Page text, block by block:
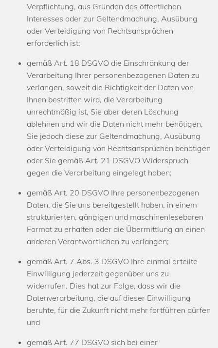
Verpflichtung, aus Gründen des öffentlichen
Interesses oder zur Geltendmachung, Ausübung
oder Verteidigung von Rechtsansprüchen
erforderlich ist;
gemäß Art. 18 DSGVO die Einschränkung der
Verarbeitung Ihrer personenbezogenen Daten zu
verlangen, soweit die Richtigkeit der Daten von
Ihnen bestritten wird, die Verarbeitung
unrechtmäßig ist, Sie aber deren Löschung
ablehnen und wir die Daten nicht mehr benötigen,
Sie jedoch diese zur Geltendmachung, Ausübung
oder Verteidigung von Rechtsansprüchen benötigen
oder Sie gemäß Art. 21 DSGVO Widerspruch
gegen die Verarbeitung eingelegt haben;
gemäß Art. 20 DSGVO Ihre personenbezogenen
Daten, die Sie uns bereitgestellt haben, in einem
strukturierten, gängigen und maschinenlesebaren
Format zu erhalten oder die Übermittlung an einen
anderen Verantwortlichen zu verlangen;
gemäß Art. 7 Abs. 3 DSGVO Ihre einmal erteilte
Einwilligung jederzeit gegenüber uns zu
widerrufen. Dies hat zur Folge, dass wir die
Datenverarbeitung, die auf dieser Einwilligung
beruhte, für die Zukunft nicht mehr fortführen dürfen
und
gemäß Art. 77 DSGVO sich bei einer